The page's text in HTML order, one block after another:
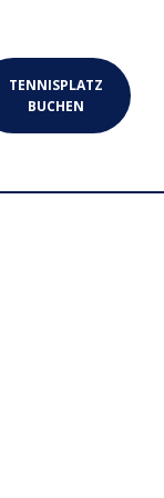
TENNISPLATZ
BUCHEN